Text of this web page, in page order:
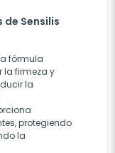
Sensilis
fórmula
la firmeza y
la
protegiendo
la